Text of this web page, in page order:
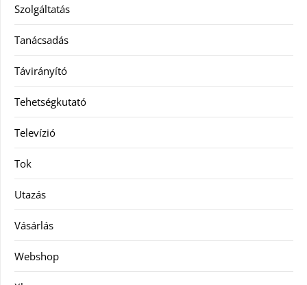
Szolgáltatás
Tanácsadás
Távirányító
Tehetségkutató
Televízió
Tok
Utazás
Vásárlás
Webshop